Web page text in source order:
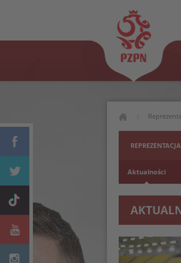
Aktualności